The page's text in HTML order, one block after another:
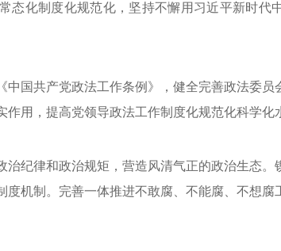
态化制度化规范化，坚持不懈用习近平新时代
中国共产党政法工作条例》，健全完善政法委员
用，提高党领导政法工作制度化规范化科学化
治纪律和政治规矩，营造风清气正的政治生态
度机制。完善一体推进不敢腐、不能腐、不想腐